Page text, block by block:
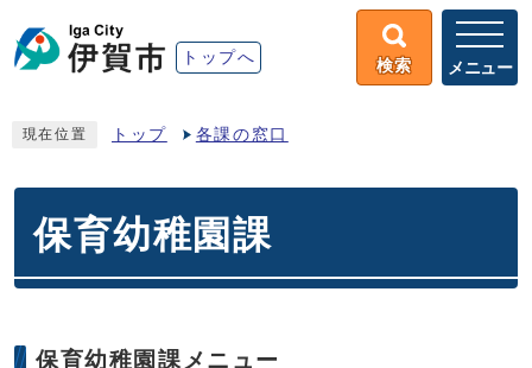
トップへ 検索 メニュー
現在位置 トップ 各課の窓口
保育幼稚園課
保育幼稚園課メニュー